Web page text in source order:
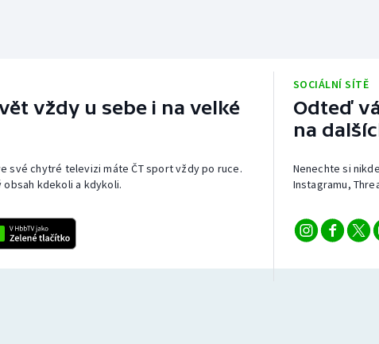
vždy u sebe i na velké
své chytré televizi máte ČT sport vždy po ruce.
kdekoli a kdykoli.
SOCIÁLNÍ SÍTĚ
Odteď
na
Nenechte si
Instagramu,